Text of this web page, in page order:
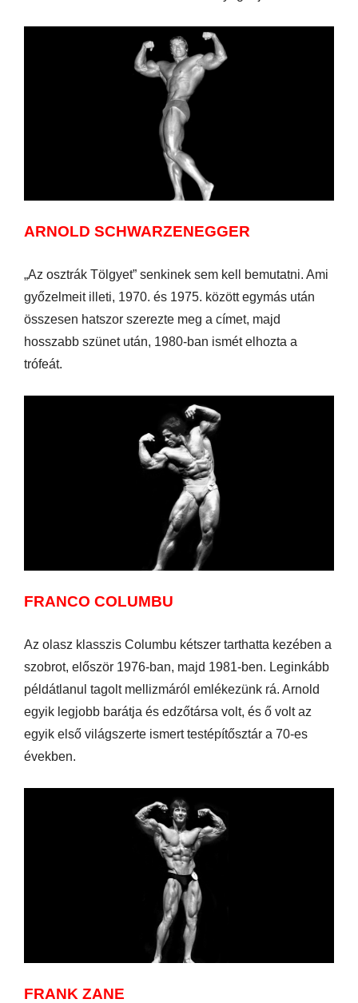
ARNOLD SCHWARZENEGGER
„Az osztrák Tölgyet” senkinek sem kell bemutatni. Ami
győzelmeit illeti, 1970. és 1975. között egymás után
összesen hatszor szerezte meg a címet, majd
hosszabb szünet után, 1980-ban ismét elhozta a
trófeát.
FRANCO COLUMBU
Az olasz klasszis Columbu kétszer tarthatta kezében a
szobrot, először 1976-ban, majd 1981-ben. Leginkább
példátlanul tagolt mellizmáról emlékezünk rá. Arnold
egyik legjobb barátja és edzőtársa volt, és ő volt az
egyik első világszerte ismert testépítősztár a 70-es
években.
FRANK ZANE